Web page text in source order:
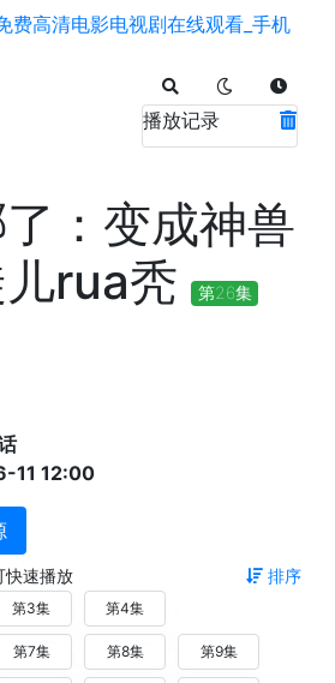
播放记录
：变成神兽
rua秃
第26集
11 12:00
快速播放 排序
第3集 第4集
第7集 第8集 第9集